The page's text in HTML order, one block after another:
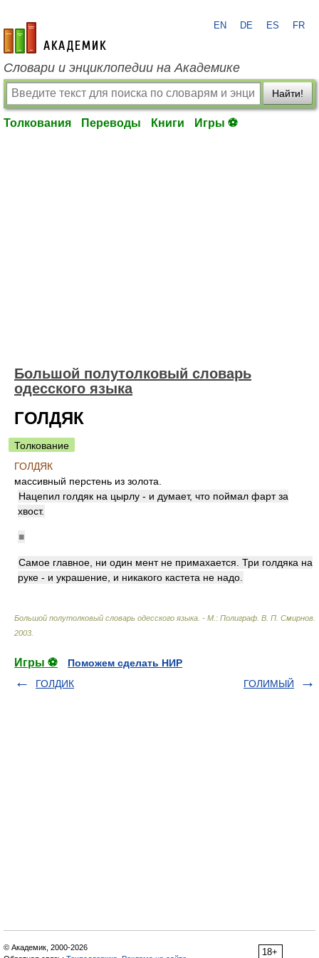
academic.ru
EN DE ES FR
Словари и энциклопедии на Академике
Найти!
Толкования Переводы Книги Игры ⚽
Большой полутолковый словарь
одесского языка
ГОЛДЯК
Толкование
ГОЛДЯК
массивный перстень из золота.
Нацепил голдяк на цырлу - и думает, что поймал фарт за
хвост.
■
Самое главное, ни один мент не примахается. Три голдяка на
руке - и украшение, и никакого кастета не надо.
Большой полутолковый словарь одесского языка. - М.: Полиграф В. П. Смирнов
2003
Игры ⚽
Поможем сделать НИР
ГОЛДИК
ГОЛИМЫЙ
18+
© Академик, 2000-2026